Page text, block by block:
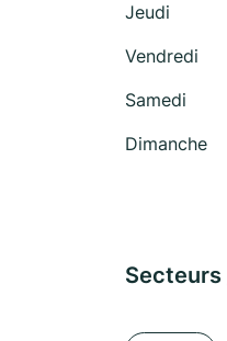
Jeudi
Vendredi
Samedi
Dimanche